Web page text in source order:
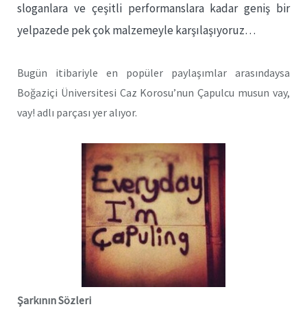
sloganlara ve çeşitli performanslara kadar geniş bir
yelpazede pek çok malzemeyle karşılaşıyoruz…
Bugün itibariyle en popüler paylaşımlar arasındaysa
Boğaziçi Üniversitesi Caz Korosu’nun Çapulcu musun vay,
vay! adlı parçası yer alıyor.
Şarkının Sözleri